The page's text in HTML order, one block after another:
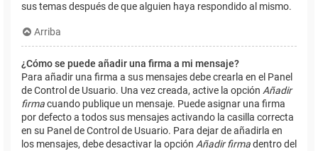
sus temas después de que alguien haya respondido al mismo.
Arriba
¿Cómo se puede añadir una firma a mi mensaje?
Para añadir una firma a sus mensajes debe crearla en el Panel
de Control de Usuario. Una vez creada, active la opción Añadir
firmacuando publique un mensaje. Puede asignar una firma
por defecto a todos sus mensajes activando la casilla correcta
en su Panel de Control de Usuario. Para dejar de añadirla en
los mensajes, debe desactivar la opción Añadir firmadentro del